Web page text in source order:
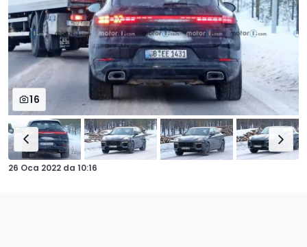
16
26 Oca 2022 da 10:16